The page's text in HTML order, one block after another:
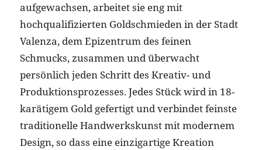
aufgewachsen, arbeitet sie eng mit
hochqualifizierten Goldschmieden in der Stadt
Valenza, dem Epizentrum des feinen
Schmucks, zusammen und überwacht
persönlich jeden Schritt des Kreativ- und
Produktionsprozesses. Jedes Stück wird in 18-
karätigem Gold gefertigt und verbindet feinste
traditionelle Handwerkskunst mit modernem
Design, so dass eine einzigartige Kreation